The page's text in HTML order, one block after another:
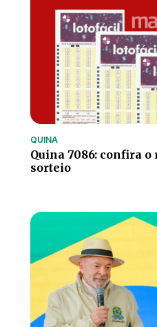
QUINA
Quina 7086: confira o
sorteio